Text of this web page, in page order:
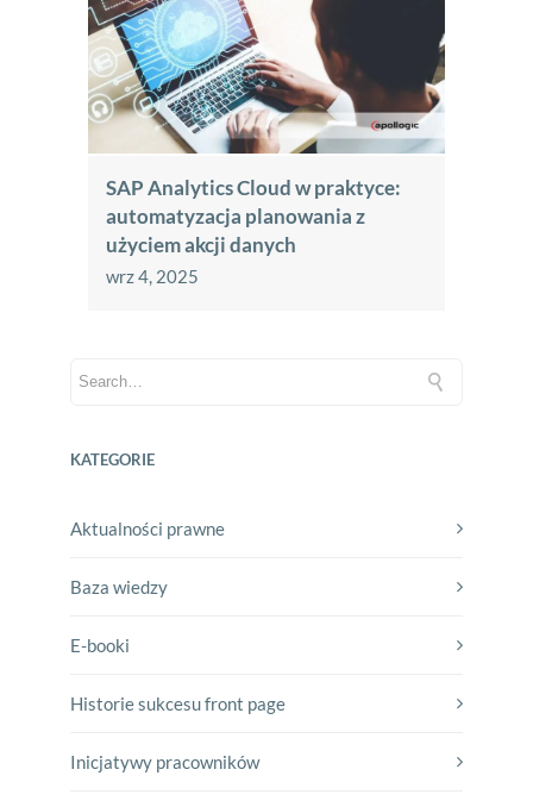
SAP Analytics Cloud w praktyce:
automatyzacja planowania z
użyciem akcji danych
wrz 4, 2025
KATEGORIE
Aktualności prawne
Baza wiedzy
E-booki
Historie sukcesu front page
Inicjatywy pracowników